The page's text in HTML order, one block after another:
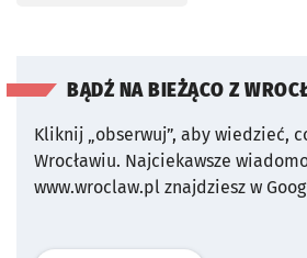
BĄDŹ NA BIEŻĄCO Z
Kliknij „obserwuj”, aby wiedzieć,
Wrocławiu. Najciekawsze
www.wroclaw.pl znajdziesz w